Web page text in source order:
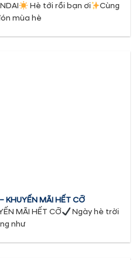
Hè tới rồi bạn ơi
Cùng
mùa hè
KHUYẾN MÃI HẾT CỠ
MÃI HẾT CỠ
Ngày hè trời
như